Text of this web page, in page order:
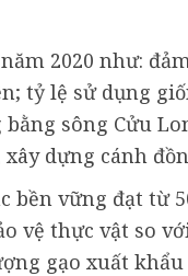
2020 như:
tỷ lệ sử dụng
sông Cửu
dựng cánh
bền vững đạt từ
vệ thực vật so
gạo xuất